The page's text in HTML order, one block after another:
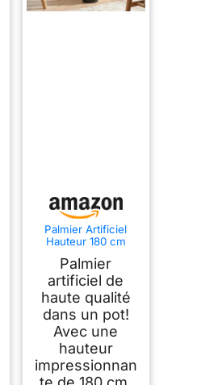
Palmier Artificiel
Hauteur 180 cm
décoration Arbre
Plante Artificielle
Palmier
artificiel de
haute qualité
dans un pot!
Avec une
hauteur
impressionnan